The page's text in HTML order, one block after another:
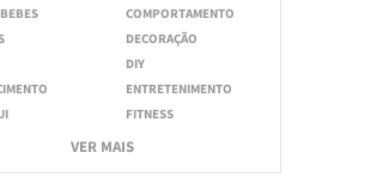
COMPORTAMENTO
DECORAÇÃO
DIY
ENTRETENIMENTO
FITNESS
VER MAIS